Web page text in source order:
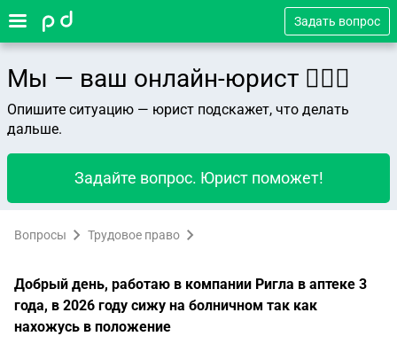
Задать вопрос
Мы — ваш онлайн-юрист 👨🏻‍⚖️
Опишите ситуацию — юрист подскажет, что делать
дальше.
Задайте вопрос. Юрист поможет!
Вопросы Трудовое право
Добрый день, работаю в компании Ригла в аптеке 3
года, в 2026 году сижу на болничном так как
нахожусь в положение